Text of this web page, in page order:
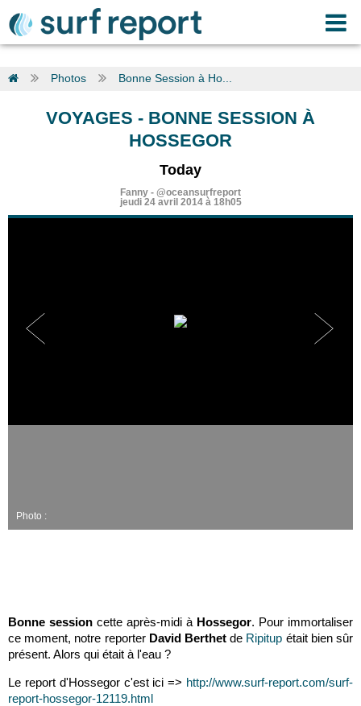
Photos Bonne Session à Ho...
VOYAGES - BONNE SESSION À
HOSSEGOR
Today
Fanny - @oceansurfreport
jeudi 24 avril 2014 à 18h05
Photo :
Bonne session cette après-midi à Hossegor. Pour immortaliser
ce moment, notre reporter David Berthet de Ripitup était bien sûr
présent. Alors qui était à l'eau ?
Le report d'Hossegor c'est ici => http://www.surf-report.com/surf-
report-hossegor-12119.html